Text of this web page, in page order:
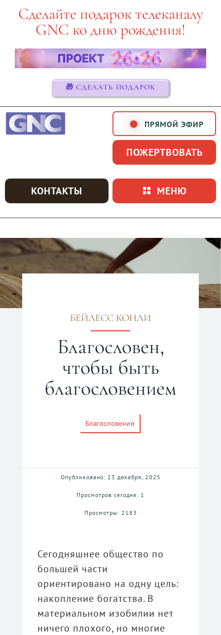
Сделайте подарок телеканалу
GNC ко дню рождения!
🎁 СДЕЛАТЬ ПОДАРОК
ПРЯМОЙ ЭФИР
ПОЖЕРТВОВАТЬ
КОНТАКТЫ МЕНЮ
БЕЙЛЕСС КОНЛИ
Благословен,
чтобы быть
благословением
Благословение
Опубликовано: 23 декабря, 2025
Просмотров сегодня: 1
Просмотры: 2183
Сегодняшнее общество по
большей части
ориентировано на одну цель:
накопление богатства. В
материальном изобилии нет
ничего плохого, но многие